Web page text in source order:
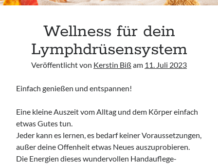
Access Foundation ® mit Anja Ziener -
Dickert
,Kerstin Biß – Räume für mehr… | Ganzheitliche Wegbegleitung &
Coaching, Oedenberger Str. 65/Eingang B, 90491 Nürnberg,
Wellness für dein
Lymphdrüsensystem
Veröffentlicht von Kerstin Biß am 11. Juli 2023
Einfach genießen und entspannen!
Eine kleine Auszeit vom Alltag und dem Körper einfach
etwas Gutes tun.
Jeder kann es lernen, es bedarf keiner Voraussetzungen,
außer deine Offenheit etwas Neues auszuprobieren.
Die Energien dieses wundervollen Handauflege-